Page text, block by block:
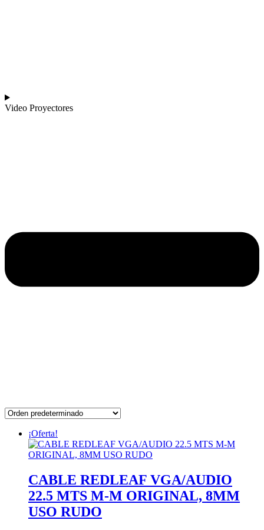
Video Proyectores
¡Oferta!
CABLE REDLEAF VGA/AUDIO
22.5 MTS M-M ORIGINAL, 8MM
USO RUDO